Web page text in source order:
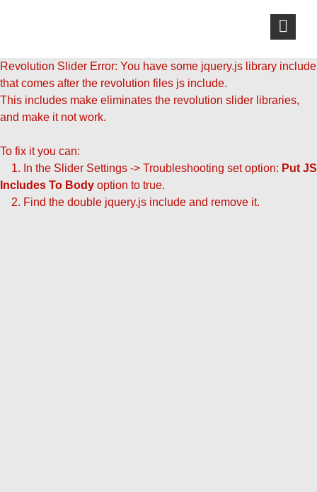
Revolution Slider Error: You have some jquery.js library include
that comes after the revolution files js include.
This includes make eliminates the revolution slider libraries,
and make it not work.
To fix it you can:
1. In the Slider Settings -> Troubleshooting set option: Put JS
Includes To Body option to true.
2. Find the double jquery.js include and remove it.